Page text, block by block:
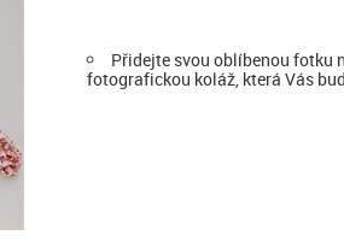
Přidejte svou oblíbenou fotku
fotografickou koláž, která Vás